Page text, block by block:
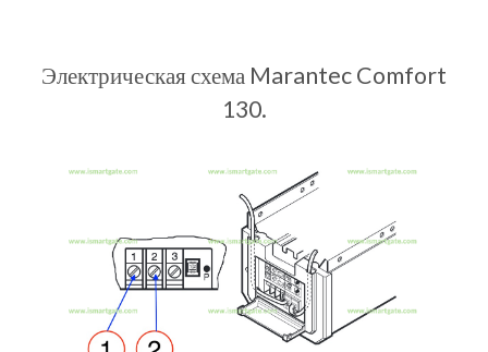
Электрическая схема Marantec Comfort
130.